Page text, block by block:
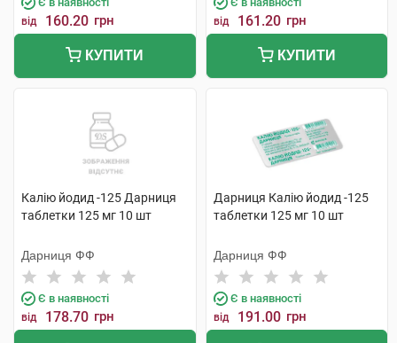
від 160.20 грн
КУПИТИ
від 161.20 грн
КУПИТИ
Калію йодид -125 Дарниця
таблетки 125 мг 10 шт
Дарниця ФФ
Є в наявності
від 178.70 грн
Дарниця Калію йодид -125
таблетки 125 мг 10 шт
Дарниця ФФ
Є в наявності
від 191.00 грн